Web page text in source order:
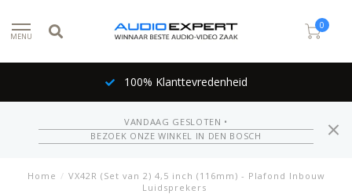
MENU
0
100% Klanttevredenheid
VANDAAG GESLOTEN •
BEZOEK ONZE WINKEL IN DEN BOSCH
Home / VX42R (Set van 2) 4,5 inch (116mm) - Plafond Inbouw
Luidsprekers